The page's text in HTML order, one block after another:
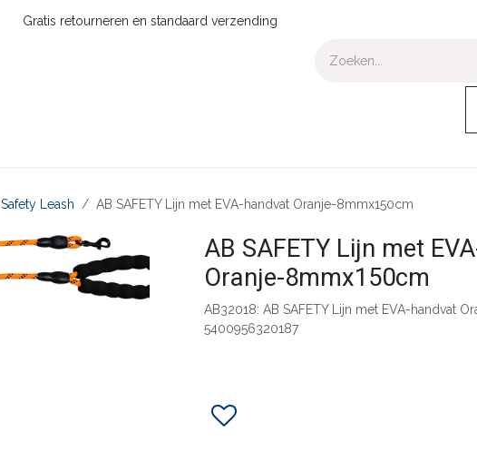
Gratis retourneren en standaard verzending
Safety Leash AB SAFETY Lijn met EVA-handvat Oranje-8mmx150cm
AB SAFETY Lijn met
Oranje-8mmx150cm
AB32018: AB SAFETY Lijn met EVA-handvat
5400956320187